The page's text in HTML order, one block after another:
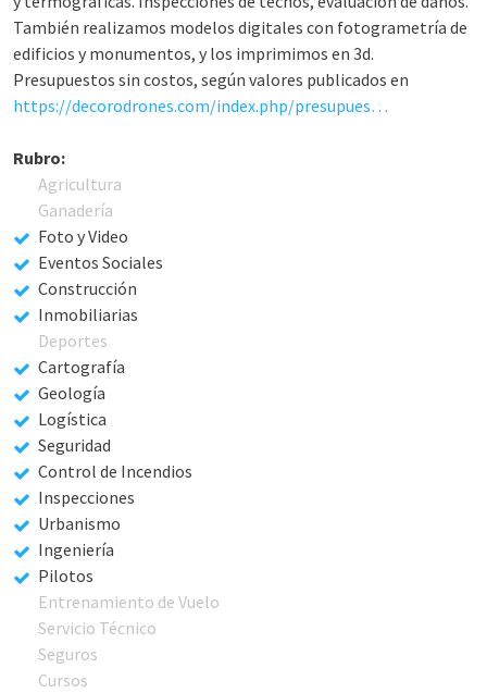
También realizamos modelos digitales con fotogrametría de
edificios y monumentos, y los imprimimos en 3d.
Presupuestos sin costos, según valores publicados en
https://decorodrones.com/index.php/presupuestar/
Rubro:
Agricultura
Ganadería
Foto y Video
Eventos Sociales
Construcción
Inmobiliarias
Deportes
Cartografía
Geología
Logística
Seguridad
Control de Incendios
Inspecciones
Urbanismo
Ingeniería
Pilotos
Entrenamiento de Vuelo
Servicio Técnico
Seguros
Cursos